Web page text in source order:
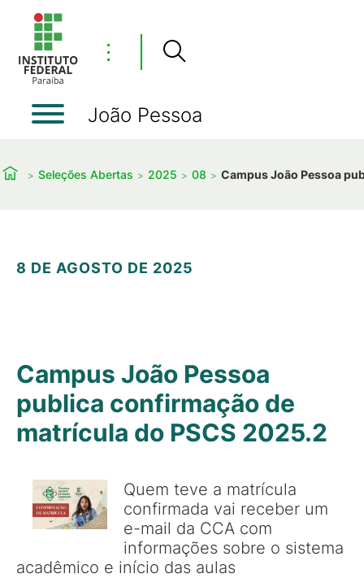
⋮
João Pessoa
Seleções Abertas 2025 08 Campus João Pessoa
8 DE AGOSTO DE 2025
Campus João Pessoa
publica confirmação de
matrícula do PSCS 2025.2
Quem teve a matrícula
confirmada vai receber um
e-mail da CCA com
informações sobre o sistema
acadêmico e início das aulas